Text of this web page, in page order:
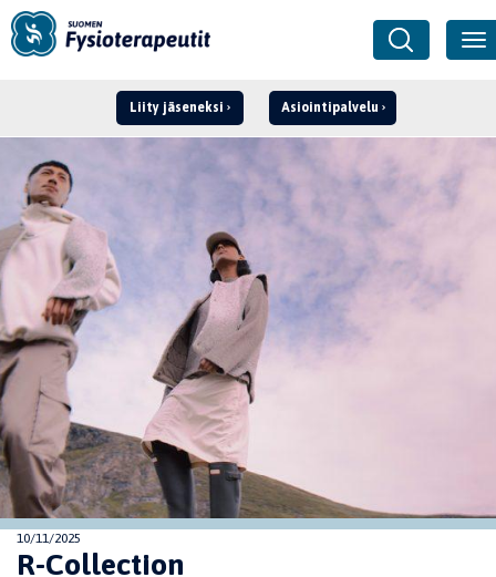
Liity jäseneksi Asiointipalvelu
10/11/2025
R-Collection